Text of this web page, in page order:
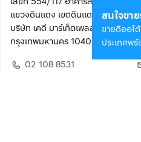
แขวงดินแดง เขตดินแดง
บริษัท เคดี มาร์เก็ตเพลส จำกัด (สำ
กรุงเทพมหานคร 10400
02 108 8531
สนใจขา
ขายดีออโ
ประเทศพ